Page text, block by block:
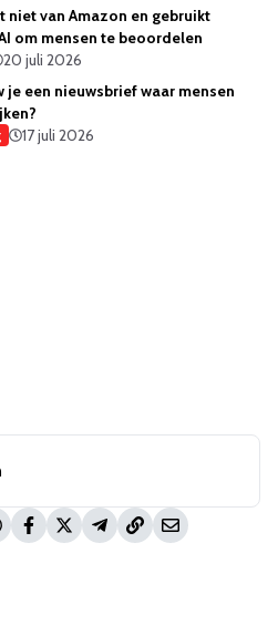
niet van Amazon en gebruikt
om mensen te beoordelen
20 juli 2026
je een nieuwsbrief waar mensen
17 juli 2026